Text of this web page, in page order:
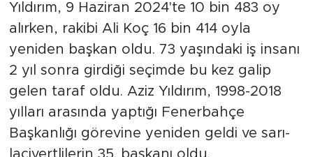
Yıldırım, 9 Haziran 2024'te 10 bin 483 oy
alırken, rakibi Ali Koç 16 bin 414 oyla
yeniden başkan oldu. 73 yaşındaki iş insanı
2 yıl sonra girdiği seçimde bu kez galip
gelen taraf oldu. Aziz Yıldırım, 1998-2018
yılları arasında yaptığı Fenerbahçe
Başkanlığı görevine yeniden geldi ve sarı-